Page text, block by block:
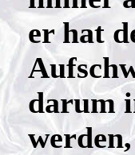
er hat
darum